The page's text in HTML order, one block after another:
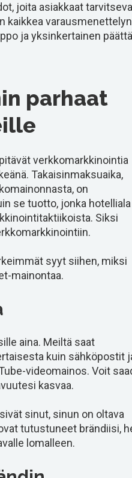
joita asiakkaat
kaikkea varausmenettelyn
ja yksinkertainen
parhaat
verkkomarkkinointia
Takaisinmaksuaika,
on
se tuotto, jonka hotelliala
Siksi
syyt siihen, miksi
mainontaa.
aina. Meiltä saat
kuin sähköpostit
videomainos. Voit
kasvaa.
sinut, sinun on oltava
tutustuneet brändiisi,
lomalleen.